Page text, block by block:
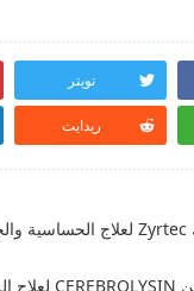
تويتر
ريدايت